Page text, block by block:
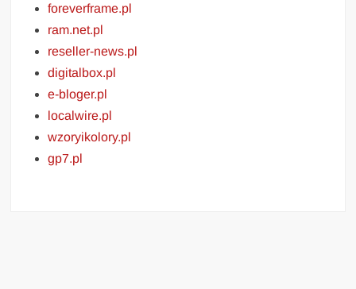
foreverframe.pl
ram.net.pl
reseller-news.pl
digitalbox.pl
e-bloger.pl
localwire.pl
wzoryikolory.pl
gp7.pl